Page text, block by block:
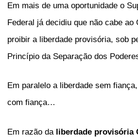
Em mais de uma oportunidade o
Federal já decidiu que não cabe ao
proibir a liberdade provisória, sob
Princípio da Separação dos
Em paralelo a liberdade sem
com fiança…
Em razão da liberdade provisória